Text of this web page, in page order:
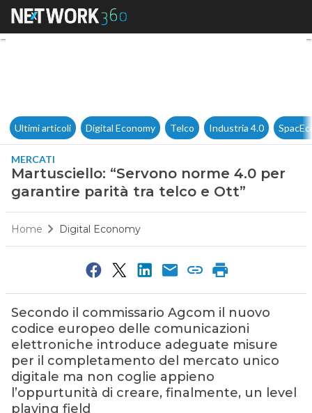
Martusciello: “Servono
Ultimi articoli Digital Economy Telco Industria 4.0
MERCATI
Martusciello: “Servono norme 4.0 per
garantire parità tra telco e Ott”
Home Digital Economy
Secondo il commissario Agcom il nuovo
codice europeo delle comunicazioni
elettroniche introduce adeguate misure
per il completamento del mercato unico
digitale ma non coglie appieno
l’oppurtunità di creare, finalmente, un level
playing field